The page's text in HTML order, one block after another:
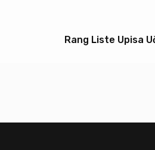
Rang Liste Upisa